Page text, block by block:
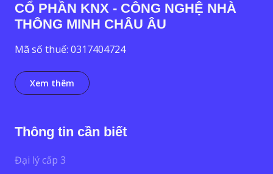
CỔ PHẦN KNX - CÔNG NGHỆ NHÀ
THÔNG MINH CHÂU ÂU
Mã số thuế: 0317404724
Xem thêm
Thông tin cần biết
Đại lý cấp 3